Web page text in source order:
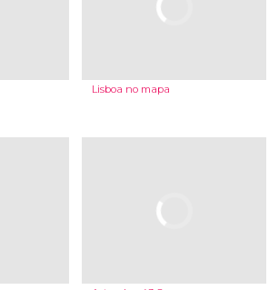
Lisboa no mapa